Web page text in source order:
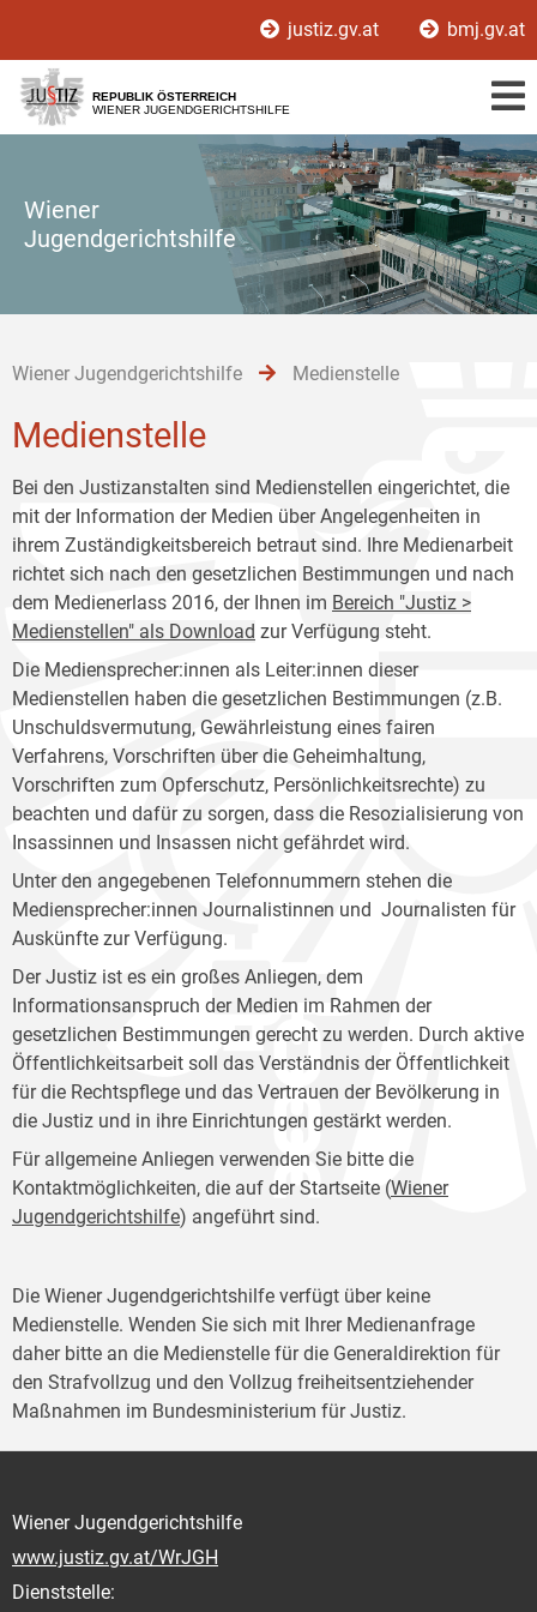
[1]
[2]
[3]
justiz.gv.at bmj.gv.at
REPUBLIK ÖSTERREICH
WIENER JUGENDGERICHTSHILFE
Wiener
Jugendgerichtshilfe
Wiener Jugendgerichtshilfe Medienstelle
Medienstelle
Bei den Justizanstalten sind Medienstellen eingerichtet, die
mit der Information der Medien über Angelegenheiten in
ihrem Zuständigkeitsbereich betraut sind. Ihre Medienarbeit
richtet sich nach den gesetzlichen Bestimmungen und nach
dem Medienerlass 2016, der Ihnen im Bereich "Justiz >
Medienstellen" als Download zur Verfügung steht.
Die Mediensprecher:innen als Leiter:innen dieser
Medienstellen haben die gesetzlichen Bestimmungen (z.B.
Unschuldsvermutung, Gewährleistung eines fairen
Verfahrens, Vorschriften über die Geheimhaltung,
Vorschriften zum Opferschutz, Persönlichkeitsrechte) zu
beachten und dafür zu sorgen, dass die Resozialisierung von
Insassinnen und Insassen nicht gefährdet wird.
Unter den angegebenen Telefonnummern stehen die
Mediensprecher:innen Journalistinnen und Journalisten für
Auskünfte zur Verfügung.
Der Justiz ist es ein großes Anliegen, dem
Informationsanspruch der Medien im Rahmen der
gesetzlichen Bestimmungen gerecht zu werden. Durch aktive
Öffentlichkeitsarbeit soll das Verständnis der Öffentlichkeit
für die Rechtspflege und das Vertrauen der Bevölkerung in
die Justiz und in ihre Einrichtungen gestärkt werden.
Für allgemeine Anliegen verwenden Sie bitte die
Kontaktmöglichkeiten, die auf der Startseite (Wiener
Jugendgerichtshilfe) angeführt sind.
Die Wiener Jugendgerichtshilfe verfügt über keine
Medienstelle. Wenden Sie sich mit Ihrer Medienanfrage
daher bitte an die Medienstelle für die Generaldirektion für
den Strafvollzug und den Vollzug freiheitsentziehender
Maßnahmen im Bundesministerium für Justiz.
Wiener Jugendgerichtshilfe
www.justiz.gv.at/WrJGH
Dienststelle: